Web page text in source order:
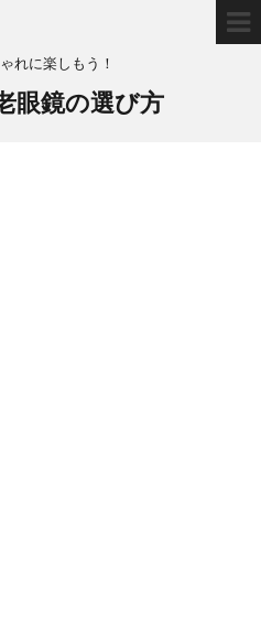
れに楽しもう！
眼鏡の選び方